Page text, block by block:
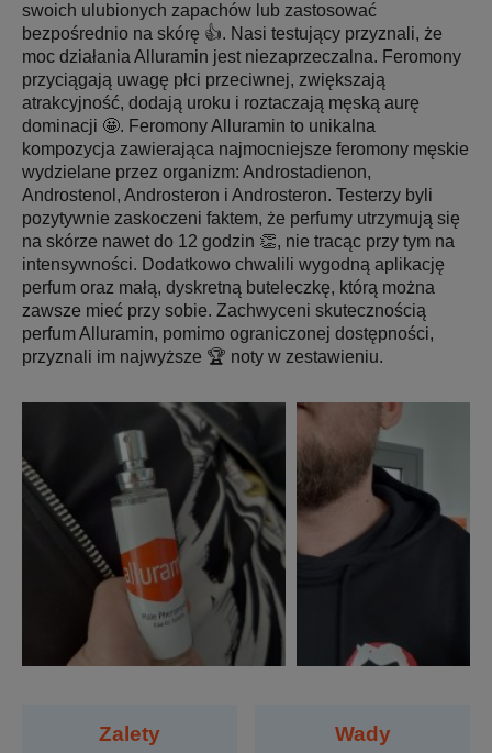
swoich ulubionych zapachów lub zastosować
bezpośrednio na skórę 👍. Nasi testujący przyznali, że
moc działania Alluramin jest niezaprzeczalna. Feromony
przyciągają uwagę płci przeciwnej, zwiększają
atrakcyjność, dodają uroku i roztaczają męską aurę
dominacji 🤩. Feromony Alluramin to unikalna
kompozycja zawierająca najmocniejsze feromony męskie
wydzielane przez organizm: Androstadienon,
Androstenol, Androsteron i Androsteron. Testerzy byli
pozytywnie zaskoczeni faktem, że perfumy utrzymują się
na skórze nawet do 12 godzin 👏, nie tracąc przy tym na
intensywności. Dodatkowo chwalili wygodną aplikację
perfum oraz małą, dyskretną buteleczkę, którą można
zawsze mieć przy sobie. Zachwyceni skutecznością
perfum Alluramin, pomimo ograniczonej dostępności,
przyznali im najwyższe 🏆 noty w zestawieniu.
Zalety Wady